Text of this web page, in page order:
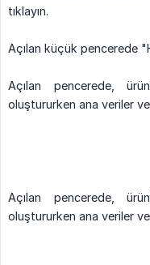
tıklayın.
Açılan küçük pencerede
Açılan pencerede,
oluştururken ana veriler
Açılan pencerede,
oluştururken ana veriler